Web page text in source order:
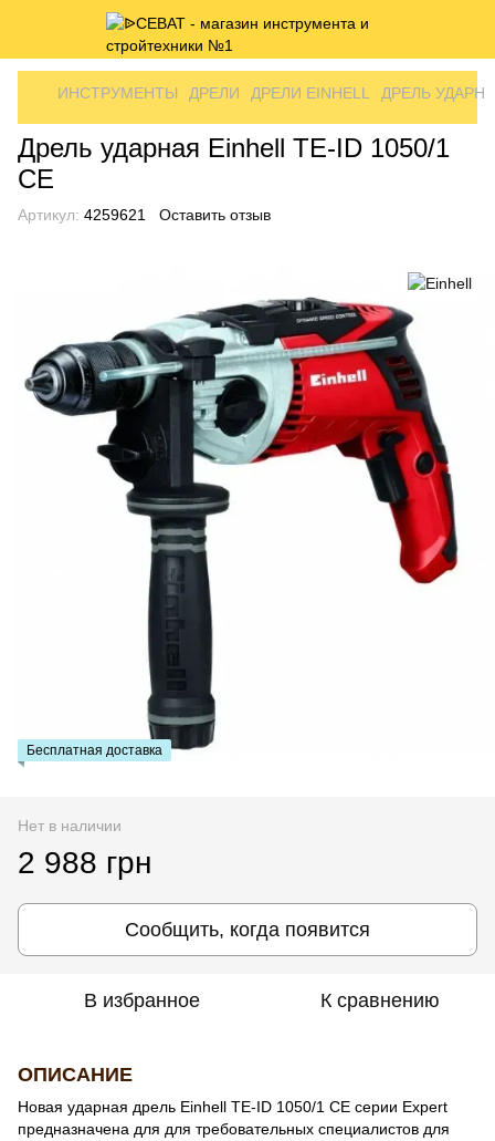
ИНСТРУМЕНТЫ ДРЕЛИ ДРЕЛИ EINHELL ДРЕЛЬ
Дрель ударная Einhell TE-ID 1050/1
CE
Артикул: 4259621 Оставить отзыв
Бесплатная доставка
Нет в наличии
2 988 грн
Сообщить, когда появится
В избранное К сравнению
ОПИСАНИЕ
Новая ударная дрель Einhell TE-ID 1050/1 CE серии Expert
предназначена для для требовательных специалистов для